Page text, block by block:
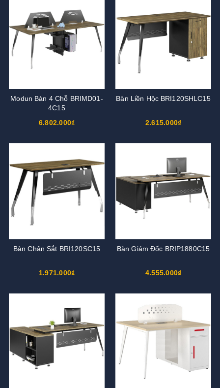
Modun Bàn 4 Chỗ BRIMD01-
4C15
6.802.000₫
Bàn Liền Hộc BRI120SHLC15
2.615.000₫
Bàn Chân Sắt BRI120SC15
1.971.000₫
Bàn Giám Đốc BRIP1880C15
4.555.000₫